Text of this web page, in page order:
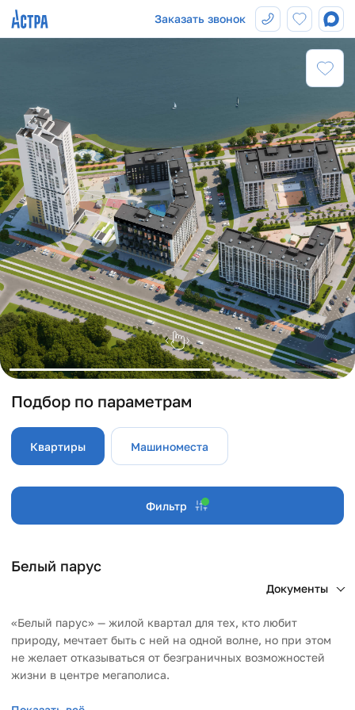
Заказать звонок
Подбор по параметрам
Квартиры Машиноместа
Фильтр
Белый парус
Документы
«Белый парус» — жилой квартал для тех, кто любит
природу, мечтает быть с ней на одной волне, но при этом
не желает отказываться от безграничных возможностей
жизни в центре мегаполиса.